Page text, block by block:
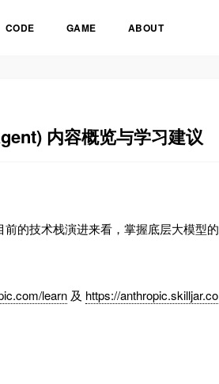
CODE GAME ABOUT
内容概览与学习建议
的技术栈演进来看，掌握底层大模型的
learn 及 https://anthropic.skilljar.co